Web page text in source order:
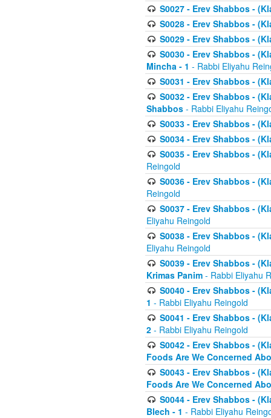
S0027 - Erev Shabbos -
S0028 - Erev Shabbos -
S0029 - Erev Shabbos -
S0030 - Erev Shabbos -
Mincha - 1 - Rabbi Eliyahu
S0031 - Erev Shabbos -
S0032 - Erev Shabbos -
Shabbos - Rabbi Eliyahu
S0033 - Erev Shabbos -
S0034 - Erev Shabbos -
S0035 - Erev Shabbos -
Reingold
S0036 - Erev Shabbos -
Reingold
S0037 - Erev Shabbos -
Eliyahu Reingold
S0038 - Erev Shabbos -
Eliyahu Reingold
S0039 - Erev Shabbos -
Krimas Panim - Rabbi Eliyahu
S0040 - Erev Shabbos -
1 - Rabbi Eliyahu Reingold
S0041 - Erev Shabbos -
2 - Rabbi Eliyahu Reingold
S0042 - Erev Shabbos -
Foods Are We Concerned
S0043 - Erev Shabbos -
Foods Are We Concerned
S0044 - Erev Shabbos -
Blech - 1 - Rabbi Eliyahu